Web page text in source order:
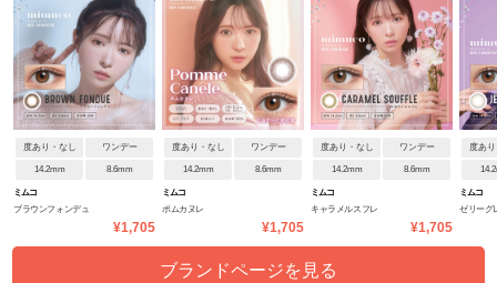
度あり・なし ワンデー
14.2mm 8.6mm
ミムコ
ブラウンフォンデュ
¥1,705
度あり・なし ワンデー
14.2mm 8.6mm
ミムコ
ポムカヌレ
¥1,705
度あり・なし ワンデー
14.2mm 8.6mm
ミムコ
キャラメルスフレ
¥1,705
度あ
ミムコ
ゼリーグ
ブランドページを見る